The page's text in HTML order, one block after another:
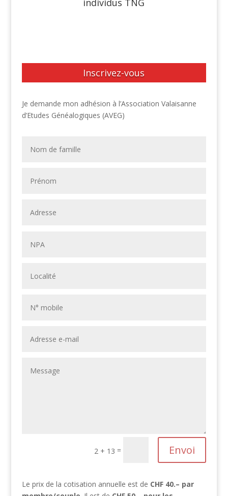
individus TNG
Inscrivez-vous
Je demande mon adhésion à l’Association Valaisanne
d’Etudes Généalogiques (AVEG)
2 + 13 = Envoi
Le prix de la cotisation annuelle est de CHF 40.– par